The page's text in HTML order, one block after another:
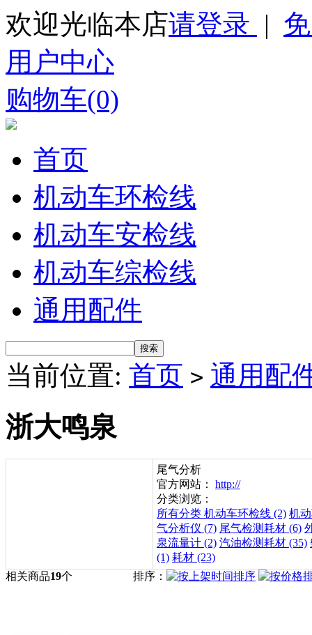
欢迎光临本店请登录 |
用户中心
购物车(0)
首页
机动车环检线
机动车安检线
机动车综检线
通用配件
当前位置: 首页 > 通用配
浙大鸣泉
尾气分析
官方网站： http://
分类浏览：
所有分类 机动车环检线 (2) 机
气分析仪 (7) 尾气检测耗材 (6)
泉流量计 (2) 汽油检测耗材 (35)
(1) 耗材 (23)
相关商品19个 排序：